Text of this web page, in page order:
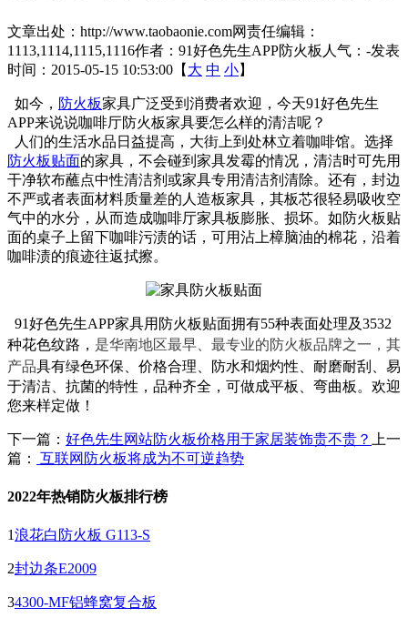
文章出处：http://www.taobaonie.com网责任编辑：
1113,1114,1115,1116作者：91好色先生APP防火板 人气： -发表
时间：2015-05-15 10:53:00【 大 中 小】
如今， 防火板家具广泛受到消费者欢迎，今天91好色先生
APP来说说咖啡厅防火板家具要怎么样的清洁呢？
人们的生活水品日益提高，大街上到处林立着咖啡馆。选择
防火板贴面的家具，不会碰到家具发霉的情况，清洁时可先用
干净软布蘸点中性清洁剂或家具专用清洁剂清除。还有，封边
不严或者表面材料质量差的人造板家具，其板芯很轻易吸收空
气中的水分，从而造成咖啡厅家具板膨胀、损坏。如防火板贴
面的桌子上留下咖啡污渍的话，可用沾上樟脑油的棉花，沿着
咖啡渍的痕迹往返拭擦。
91好色先生APP家具用防火板贴面拥有55种表面处理及3532
种花色纹路， 是华南地区最早、最专业的防火板品牌之一，其
产品具有绿色环保、价格合理、防水和烟灼性、耐磨耐刮、易
于清洁、抗菌的特性，品种齐全，可做成平板、弯曲板。欢迎
您来样定做！
下一篇： 好色先生网站防火板价格用于家居装饰贵不贵？
上一
篇：
互联网防火板将成为不可逆趋势
2022年热销防火板排行榜
1浪花白防火板 G113-S
2封边条E2009
34300-MF铝蜂窝复合板